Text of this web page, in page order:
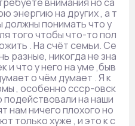
энергию на других , а т
должны понимать что у
того чтобы что-то пол
. На счёт семьи. Се
разные, никогда не зна
и что у него на уме ,быв
о чём думает . Я к
, особенно ссср-овск
на наши
нам ничего плохого но
только хуже , и это к с